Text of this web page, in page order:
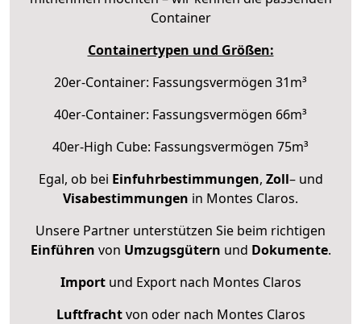
Container
Containertypen und Größen:
20er-Container: Fassungsvermögen 31m³
40er-Container: Fassungsvermögen 66m³
40er-High Cube: Fassungsvermögen 75m³
Egal, ob bei Einfuhrbestimmungen, Zoll– und
Visabestimmungen in Montes Claros.
Unsere Partner unterstützen Sie beim richtigen
Einführen von Umzugsgütern und Dokumente.
Importund Export nach Montes Claros
Luftfrachtvon oder nach Montes Claros